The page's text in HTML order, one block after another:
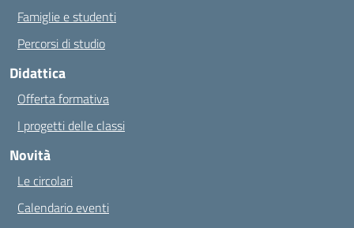
Famiglie e studenti
Percorsi di studio
Didattica
Offerta formativa
I progetti delle classi
Novità
Le circolari
Calendario eventi